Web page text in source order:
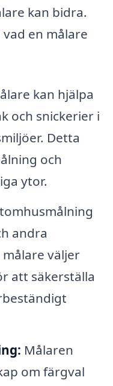
kan bidra.
en målare
kan hjälpa
och snickerier i
Detta
och
ytor.
andra
väljer
att säkerställa
Målaren
om färgval